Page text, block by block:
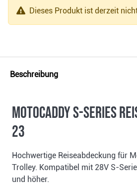
Dieses Produkt ist derzeit
Beschreibung
Motocaddy S-Series
23
Hochwertige Reiseabdeckung für
Trolley. Kompatibel mit 28V S-
und höher.